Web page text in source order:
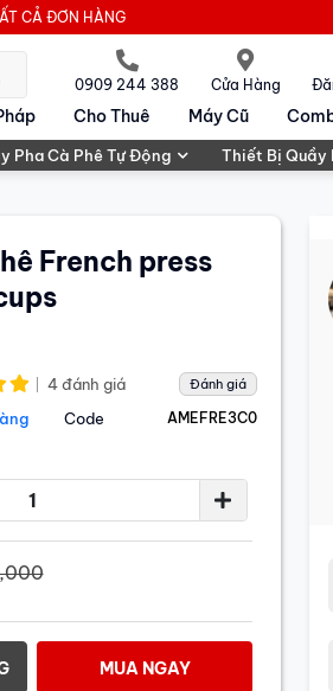
CẢ ĐƠN HÀNG
0909 244 388 Cửa Hàng
Cho Thuê Máy Cũ
Pha Cà Phê Tự Động Thiết Bị Quầy
French press
4 đánh giá Đánh giá
Code AMEFRE3C0
MUA NGAY